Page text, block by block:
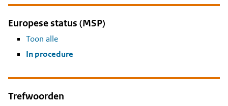
Europese status (MSP)
Toon alle
In procedure
Trefwoorden